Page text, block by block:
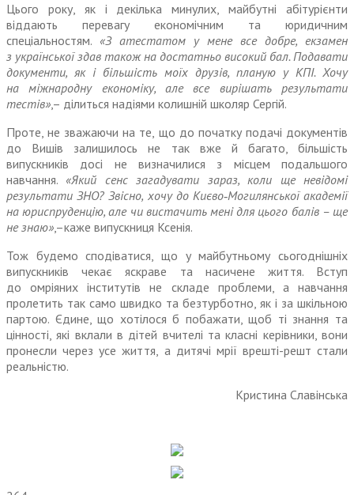
Цього року, як і декілька минулих, майбутні абітурієнти
віддають перевагу економічним та юридичним
спеціальностям. «З атестатом у мене все добре, екзамен
з української здав також на достатньо високий бал. Подавати
документи, як і більшість моїх друзів, планую у КПІ. Хочу
на міжнародну економіку, але все вирішать результати
тестів»,– ділиться надіями колишній школяр Сергій.
Проте, не зважаючи на те, що до початку подачі документів
до Вишів залишилось не так вже й багато, більшість
випускників досі не визначилися з місцем подальшого
навчання. «Який сенс загадувати зараз, коли ще невідомі
результати ЗНО? Звісно, хочу до Києво‑Могилянської академії
на юриспруденцію, але чи вистачить мені для цього балів – ще
не знаю»,–каже випускниця Ксенія.
Тож будемо сподіватися, що у майбутньому сьогоднішніх
випускників чекає яскраве та насичене життя. Вступ
до омріяних інститутів не складе проблеми, а навчання
пролетить так само швидко та безтурботно, як і за шкільною
партою. Єдине, що хотілося б побажати, щоб ті знання та
цінності, які вклали в дітей вчителі та класні керівники, вони
пронесли через усе життя, а дитячі мрії врешті-решт стали
реальністю.
Кристина Славінська